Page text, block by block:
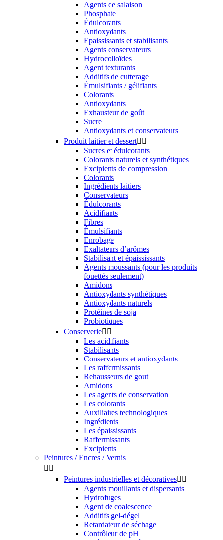
Agents de salaison
Phosphate
Édulcorants
Antioxydants
Epaississants et stabilisants
Agents conservateurs
Hydrocolloïdes
Agent texturants
Additifs de cutterage
Émulsifiants / gélifiants
Colorants
Antioxydants
Exhausteur de goût
Sucre
Antioxydants et conservateurs
Produit laitier et dessert 
Sucres et édulcorants
Colorants naturels et synthétiques
Excipients de compression
Colorants
Ingrédients laitiers
Conservateurs
Édulcorants
Acidifiants
Fibres
Émulsifiants
Enrobage
Exaltateurs d’arômes
Stabilisant et épaississants
Agents moussants (pour les produits
fouettés seulement)
Amidons
Antioxydants synthétiques
Antioxydants naturels
Protéines de soja
Probiotiques
Conserverie 
Les acidifiants
Stabilisants
Conservateurs et antioxydants
Les raffermissants
Rehausseurs de gout
Amidons
Les agents de conservation
Les colorants
Auxiliaires technologiques
Ingrédients
Les épaississants
Raffermissants
Excipients
Peintures / Encres / Vernis
 
Peintures industrielles et décoratives 
Agents mouillants et dispersants
Hydrofuges
Agent de coalescence
Additifs gel-dégel
Retardateur de séchage
Contrôleur de pH